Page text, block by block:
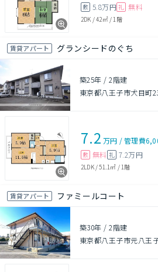
敷 5.8万円 礼 無料
2DK /42㎡/ 1階
賃貸アパート グランシードのぐち
築25年 /2階建
東京都八王子市犬目町
7.2 万円 /管理費
敷 無料 礼 7.2万円
2LDK/51.1㎡ / 1階
賃貸アパート ファミールコート
築30年 /2階建
東京都八王子市元八王